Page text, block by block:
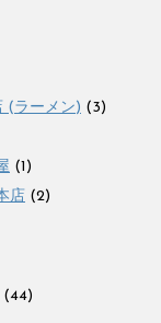
(ラーメン) (3)
(1)
店 (2)
(44)